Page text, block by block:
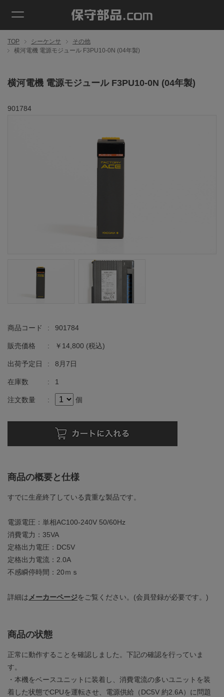
TOP シーケンサ
その他
横河電機 電源モジュール F3PU10-0N (04年製)
横河電機 電源モジュール F3PU10-0N (04年製)
901784
商品コード : 901784
販売価格 : ￥14,800 (税込)
出荷予定日 : 8月7日
在庫数 : 1
注文数量 : 個
商品の概要と仕様
すでに生産終了している貴重な製品です。
電源電圧：単相AC100-240V 50/60Hz
消費電力：35VA
定格出力電圧：DC5V
定格出力電流：2.0A
不感瞬停時間：20ｍｓ
詳細はメーカーページをご覧ください。(会員登録が必要です。)
商品の状態
正常に動作することを確認しました。下記の確認を行っていま
す。
・本機をベースユニットに装着し、消費電流の多いユニットを装
着した状態でCPUを運転させ、電源供給（DC5V 約2.6A）に問題